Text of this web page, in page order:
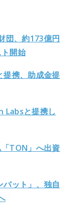
団、約173億円
開始
提携、助成金提
Labsと提携し
TON」へ出資
ット」、独自